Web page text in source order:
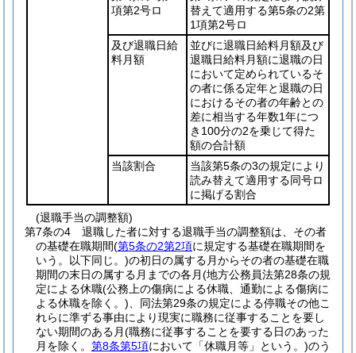
項第2号ロ
替えて適用する第5条の2第
1項第2号ロ
及び退職日給
料月額
並びに退職日給料月額及び
退職日給料月額に退職の日
において定められているそ
の者に係る定年と退職の日
におけるその者の年齢との
差に相当する年数1年につ
き100分の2を乗じて得た
額の合計額
当該割合
当該第5条の3の規定により
読み替えて適用する同号ロ
に掲げる割合
(退職手当の調整額)
第7条の4
退職した者に対する退職手当の調整額は、その者
の基礎在職期間(第5条の2第2項に規定する基礎在職期間を
いう。以下同じ。)の初日の属する月からその者の基礎在職
期間の末日の属する月までの各月(地方公務員法第28条の規
定による休職(公務上の傷病による休職、通勤による傷病に
よる休職を除く。) 、同法第29条の規定による停職その他こ
れらに準ずる事由により現実に職務に従事することを要し
ない期間のある月(職務に従事することを要する日のあった
月を除く。 第8条第5項において「休職月等」という。)のう